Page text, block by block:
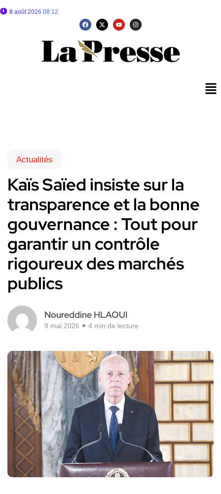
8 août 2026 08:12
Actualités
Kaïs Saïed insiste sur la
transparence et la bonne
gouvernance : Tout pour
garantir un contrôle
rigoureux des marchés
publics
Noureddine HLAOUI
9 mai 2026 4 min de lecture